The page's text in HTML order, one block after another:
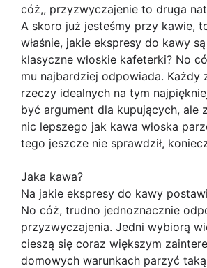
cóż,, przyzwyczajenie to druga
A skoro już jesteśmy przy kawie,
właśnie, jakie ekspresy do kawy
klasyczne włoskie kafeterki? No
mu najbardziej odpowiada.
rzeczy idealnych na tym
być argument dla kupujących, ale
nic lepszego jak kawa włoska
tego jeszcze nie sprawdził,
Jaka kawa?
Na jakie ekspresy do kawy
No cóż, trudno jednoznacznie
przyzwyczajenia. Jedni wybiorą
cieszą się coraz większym
domowych warunkach parzyć